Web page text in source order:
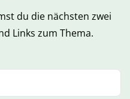
du die nächsten zwei
Links zum Thema.